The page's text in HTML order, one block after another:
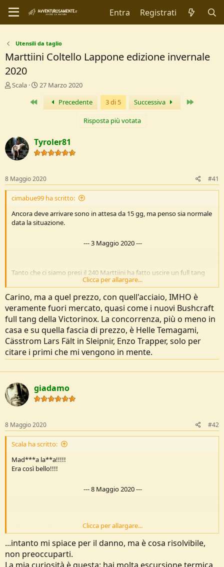
Entra Registrati
Utensili da taglio
Marttiini Coltello Lappone edizione invernale
2020
C
r
e
D
s
c
u
s
s
i
Scala
D
I
n
i
i
o
27 Marzo 2020
Primo Precedente 3 di 5 Successiva
Risposta più votata
Tyroler81
8 Maggio 2020 #41
cimabue99 ha scritto:
Ancora deve arrivare sono in attesa da 15 gg, ma penso sia normale
data la situazione.
---3 Maggio 2020---
Tanto che ci siamo presi il 240 Marttiini ha fatto uscire un full tang
Thundra GR, in 1.416- 3.5 thick balde - 11 cm long,- dato a HRC 58,
prezzo che si tira dietro penso commenti negativi (€ 139)
Vedi l'allegato 206202
Clicca per allargare...
Carino, ma a quel prezzo, con quell'acciaio, IMHO è
veramente fuori mercato, quasi come i nuovi Bushcraft
full tang della Victorinox. La concorrenza, più o meno in
casa e su quella fascia di prezzo, è Helle Temagami,
Cässtrom Lars Fält in Sleipnir, Enzo Trapper, solo per
citare i primi che mi vengono in mente.
giadamo
8 Maggio 2020 #42
Scala ha scritto:
Mad***a la**a!!!!!
Era così bello!!!!
---8 Maggio 2020---
L'ho tenuto fermo in casa...si è scollato tutto!!
Clicca per allargare...
...intanto mi spiace per il danno, ma è cosa risolvibile,
non preoccuparti.